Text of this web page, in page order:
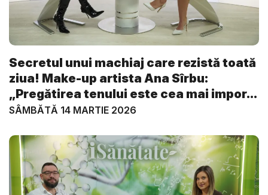
Secretul unui machiaj care rezistă toată
ziua! Make-up artista Ana Sîrbu:
„Pregătirea tenului este cea mai impor...
SÂMBĂTĂ 14 MARTIE 2026